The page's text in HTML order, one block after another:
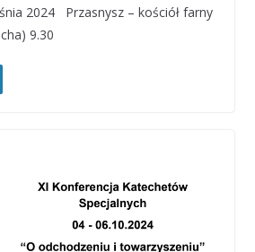
2024 Przasnysz – kościół farny
9.30